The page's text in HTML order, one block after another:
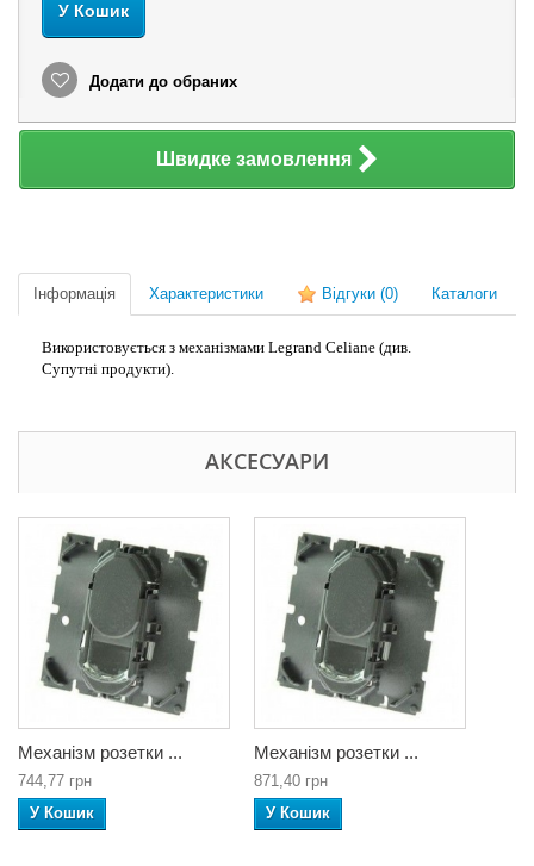
У Кошик
Додати до обраних
Швидке замовлення
Інформація Характеристики Відгуки (0) Каталоги
Використовується з механізмами Legrand Celiane (див.
Супутні продукти).
АКСЕСУАРИ
Механізм розетки ...
744,77 грн
У Кошик
Механізм розетки ...
871,40 грн
У Кошик